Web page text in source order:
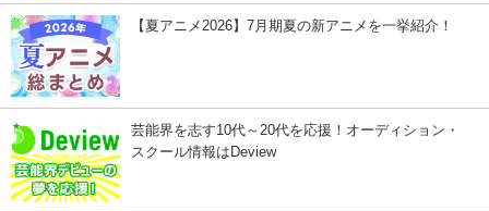
【夏アニメ2026】7月期夏の新アニメを一挙紹介！
芸能界を志す10代～20代を応援！オーディション・
スクール情報はDeview